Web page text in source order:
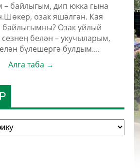
байлыгым, дип юкка гына
озак яшәлгән. Кая
байлыгымны? Озак уйлый
белән – укучыларым,
бүлешергә булдым....
Алга таба →